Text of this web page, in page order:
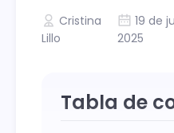
Cristina
Lillo
19 de
2025
Tabla de